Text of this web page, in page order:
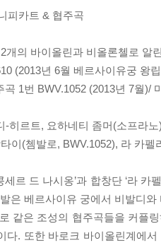
피카트 & 협주곡
개의 바이올린과 비올론첼로 알
(2013년 6월 베르사이유궁 왕
곡 1번 BWV.1052 (2013년 7월)/
-히르트, 요하네티 좀머(소프라
이(쳄발로, BWV.1052), 라 카
세르 드 나시옹’과 합창단 ‘라
은 베르사이유 궁에서 비발디
같은 조성의 협주곡들을 커플
다. 또한 바로크 바이올린계에